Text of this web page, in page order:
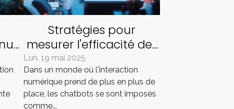
Stratégies pour
mesurer l'efficacité des
chatbots dans le
service client
Lun. 19 mai 2025
Dans un monde où l'interaction
numérique prend de plus en plus de
place, les chatbots se sont imposés
comme...